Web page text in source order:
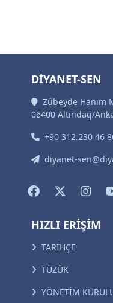
DİYANET-SEN
Zübeyde Hanım
06400 Altındağ/
+90 312.230 46
diyanet-
HIZLI ERİŞİM
TARİHÇE
TÜZÜK
YÖNETİM